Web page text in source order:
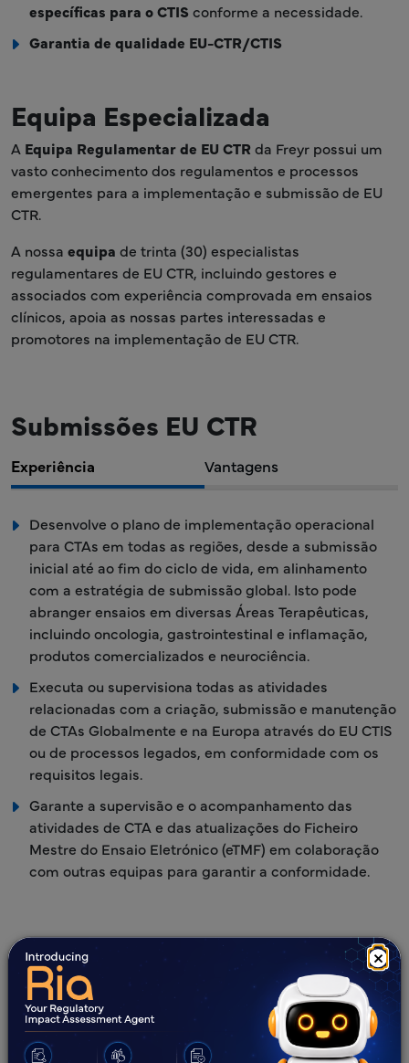
×
específicas para o CTIS conforme a necessidade.
Garantia de qualidade EU-CTR/CTIS
Equipa Especializada
A Equipa Regulamentar de EU CTR da Freyr possui um
vasto conhecimento dos regulamentos e processos
emergentes para a implementação e submissão de EU
CTR.
A nossa equipa de trinta (30) especialistas
regulamentares de EU CTR, incluindo gestores e
associados com experiência comprovada em ensaios
clínicos, apoia as nossas partes interessadas e
promotores na implementação de EU CTR.
Submissões EU CTR
Experiência Vantagens
Desenvolve o plano de implementação operacional
para CTAs em todas as regiões, desde a submissão
inicial até ao fim do ciclo de vida, em alinhamento
com a estratégia de submissão global. Isto pode
abranger ensaios em diversas Áreas Terapêuticas,
incluindo oncologia, gastrointestinal e inflamação,
produtos comercializados e neurociência.
Executa ou supervisiona todas as atividades
relacionadas com a criação, submissão e manutenção
de CTAs Globalmente e na Europa através do EU CTIS
ou de processos legados, em conformidade com os
requisitos legais.
Garante a supervisão e o acompanhamento das
atividades de CTA e das atualizações do Ficheiro
Mestre do Ensaio Eletrónico (eTMF) em colaboração
com outras equipas para garantir a conformidade.
Porquê escolher-nos como o seu guia
para submissões EU CTR?
equipa de especialistas do CTIS
dedicada possui
conhecimento aprofundado da plataforma CTIS e dos